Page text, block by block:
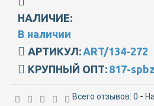
НАЛИЧИЕ:
В наличии
АРТИКУЛ:ART/134-272
КРУПНЫЙ ОПТ: 817-spbz
Всего отзывов: 0 -